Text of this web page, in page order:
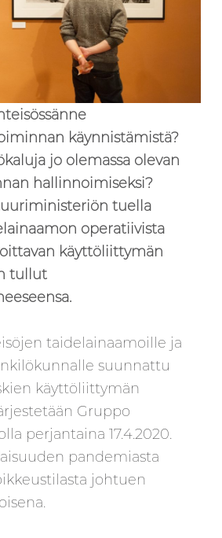
käynnistämistä?
jo olemassa olevan
hallinnoimiseksi?
tuella
operatiivista
käyttöliittymän
tullut
taidelainaamoille ja
suunnattu
käyttöliittymän
Gruppo
perjantaina 17.4.2020.
pandemiasta
johtuen